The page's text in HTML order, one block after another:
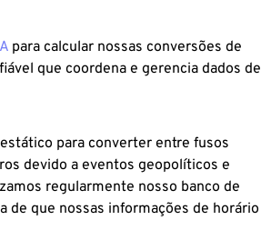
para calcular nossas conversões de
que coordena e gerencia dados de
para converter entre fusos
devido a eventos geopolíticos e
regularmente nosso banco de
de que nossas informações de horário